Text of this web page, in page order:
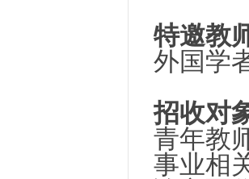
特邀教
外国学
招收对
青年教
事业相